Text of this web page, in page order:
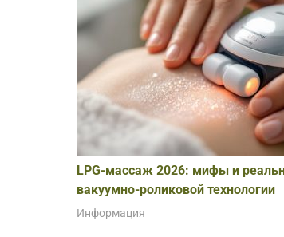
LPG-массаж 2026: мифы и
вакуумно-роликовой технологии
Информация